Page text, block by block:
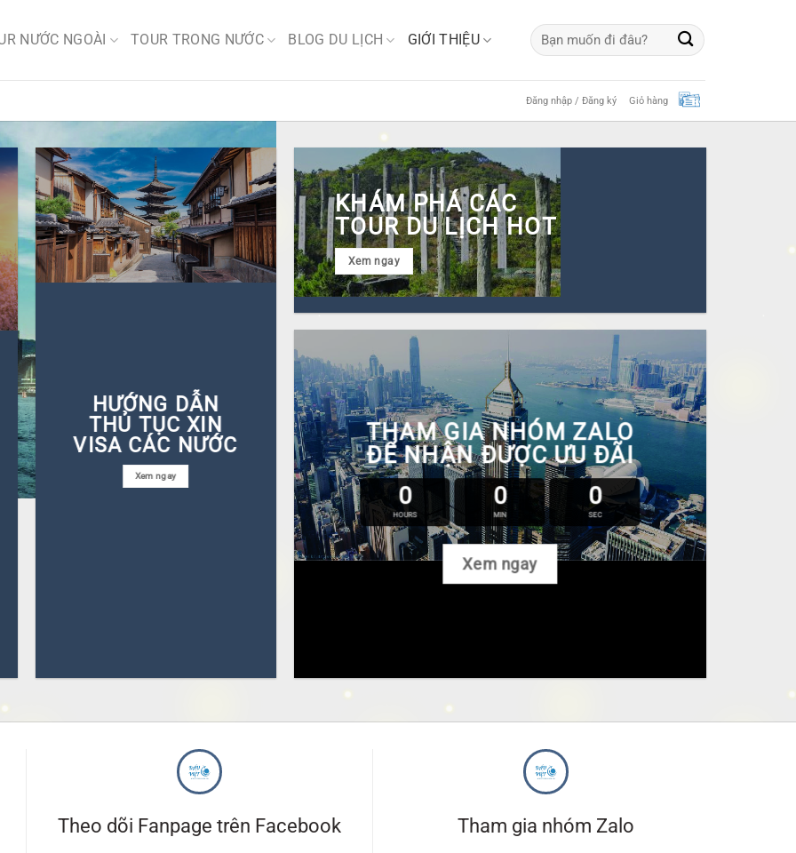
NƯỚC NGOÀI TOUR TRONG NƯỚC BLOG DU LỊCH GIỚI THIỆU
Tìm
kiếm:
Đăng nhập / Đăng ký Giỏ hàng
HƯỚNG DẪN
THỦ TỤC XIN
VISA CÁC NƯỚC
Xem ngay
KHÁM PHÁ CÁC
TOUR DU LỊCH HOT
Xem ngay
THAM GIA NHÓM ZALO
ĐỂ NHẬN ĐƯỢC ƯU ĐÃI
0
HOURS
0
MIN
0
SEC
Xem ngay
Theo dõi Fanpage trên Facebook Tham gia nhóm Zalo